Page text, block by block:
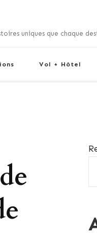
uniques que chaque
Vol + Hôtel